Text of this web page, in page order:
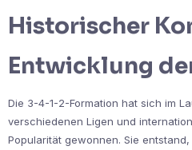
Historischer
Entwicklung
Die 3-4-1-2-Formation hat sich im
verschiedenen Ligen und
Popularität gewonnen. Sie